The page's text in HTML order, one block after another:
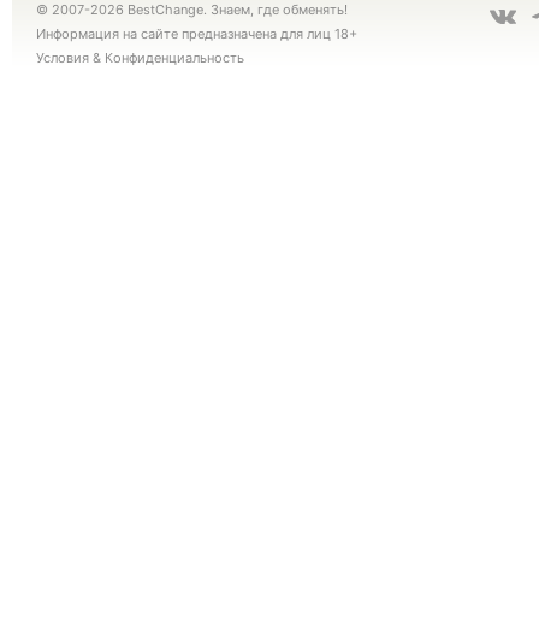
© 2007-2026 BestChange. Знаем, где обменять!
Информация на сайте предназначена для лиц 18+
Условия & Конфиденциальность